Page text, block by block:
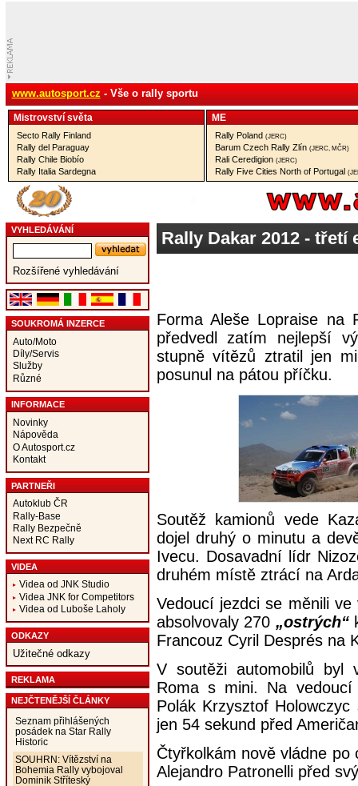
www.autosport.cz - Vše o rally sportu
Mistrovství­ světa
Secto Rally Finland
Rally del Paraguay
Rally Chile Biobío
Rally Italia Sardegna
ME
Rally Poland (JERC)
Barum Czech Rally Zlín (JERC, MČR)
Rali Ceredigion (JERC)
Rally Five Cities North of Portugal
VYHLEDÁVÁNÍ
Rozšířené vyhledávání
SOUKROMÁ INZERCE
Auto/Moto
Díly/Servis
Služby
Různé
INFORMACE
Novinky
Nápověda
O Autosport.cz
Kontakt
PARTNEŘI
Autoklub ČR
Rally-Base
Rally Bezpečně
Next RC Rally
VIDEA
Videa od JNK Studio
Videa JNK for Competitors
Videa od Luboše Laholy
ODKAZY
Užitečné odkazy
REKLAMA
NEJČTENĚJŠÍ ČLÁNKY
Seznam přihlášených
posádek na Star Rally
Historic
SOUHRN: Vítězství na
Bohemia Rally vybojoval
Dominik Stříteský
Rally Dakar 2012 - třetí
Forma Aleše Lopraise na
předvedl zatím nejlepší
stupně vítězů ztratil jen
posunul na pátou příčku.
Soutěž kamionů vede
dojel druhý o minutu a
Ivecu. Dosavadní lídr
druhém místě ztrácí na
Vedoucí jezdci se měnili
absolvovaly 270 „ostrých“
Francouz Cyril Després na
V soutěži automobilů byl
Roma s mini. Na
Polák Krzysztof
jen 54 sekund před
Čtyřkolkám nově vládne
Alejandro Patronelli před